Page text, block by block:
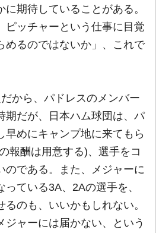
期待していることがある。
ピッチャーという仕事に目覚
めるのではないか」、これで
から、パドレスのメンバー
期だが、日本ハム球団は、パ
早めにキャンプ地に来てもら
報酬は用意する)、選手をコ
のである。また、メジャーに
ている3A、2Aの選手を、
るのも、いいかもしれない。
ジャーには届かない、という